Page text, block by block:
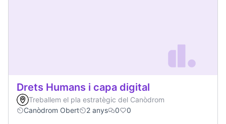
Drets Humans i capa digital
Treballem el pla estratègic del Canòdrom
Canòdrom Obert
2 anys 0 0